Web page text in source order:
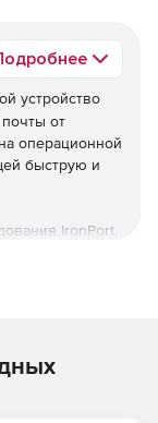
устройство
от
операционной
быструю и
IronPort,
Security